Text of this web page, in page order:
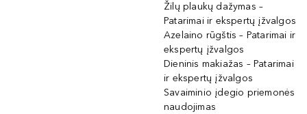
Žilų plaukų dažymas –
Patarimai ir ekspertų įžvalgos
Azelaino rūgštis – Patarimai ir
ekspertų įžvalgos
Dieninis makiažas – Patarimai
ir ekspertų įžvalgos
Savaiminio įdegio priemonės
naudojimas